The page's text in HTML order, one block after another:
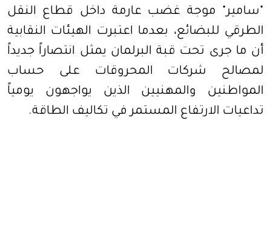
"سامير" موجة غضب عارمة داخل قطاع النقل
الطرقي للبضائع، بعدما اعتبرت الهيئات النقابية
أن ما جرى تحت قبة البرلمان يمثل انتصاراً جديداً
لمصالح شركات المحروقات على حساب
المواطنين والمهنيين الذين يواجهون يومياً
تداعيات الارتفاع المستمر في تكاليف الطاقة.